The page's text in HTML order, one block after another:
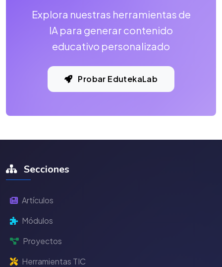
Explora nuestras herramientas de
IA para generar contenido
educativo personalizado
Probar EdutekaLab
Secciones
Artículos
Módulos
Proyectos
Herramientas TIC